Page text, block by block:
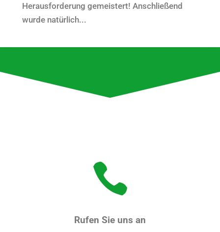
Herausforderung gemeistert! Anschließend
wurde natürlich...

Rufen Sie uns an